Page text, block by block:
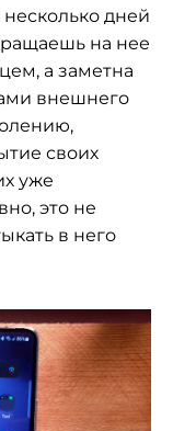
дней
на нее
а заметна
внешнего
своих
уже
это не
в него